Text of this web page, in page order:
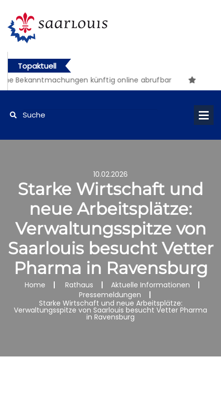
Topaktuell
Bekanntmachungen künftig online abrufbar
10.02.2026
Starke Wirtschaft und
neue Arbeitsplätze:
Verwaltungsspitze von
Saarlouis besucht Vetter
Pharma in Ravensburg
Home Rathaus
Aktuelle Informationen
Pressemeldungen
Starke Wirtschaft und neue Arbeitsplätze:
Verwaltungsspitze von Saarlouis besucht Vetter Pharma
in Ravensburg